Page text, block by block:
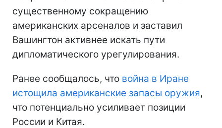
существенному сокращению
американских арсеналов и заставил
Вашингтон активнее искать пути
дипломатического урегулирования.
Ранее сообщалось, что война в Иране
истощила американские запасы оружия,
что потенциально усиливает позиции
России и Китая.